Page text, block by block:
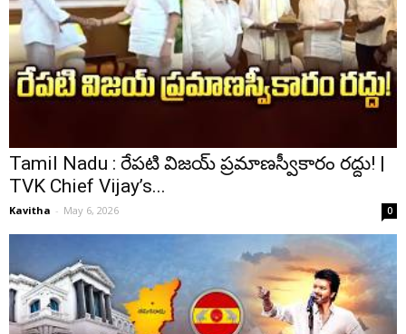
Tamil Nadu : రేపటి విజయ్ ప్రమాణస్వీకారం రద్దు! |
TVK Chief Vijay’s...
Kavitha - May 6, 2026 0